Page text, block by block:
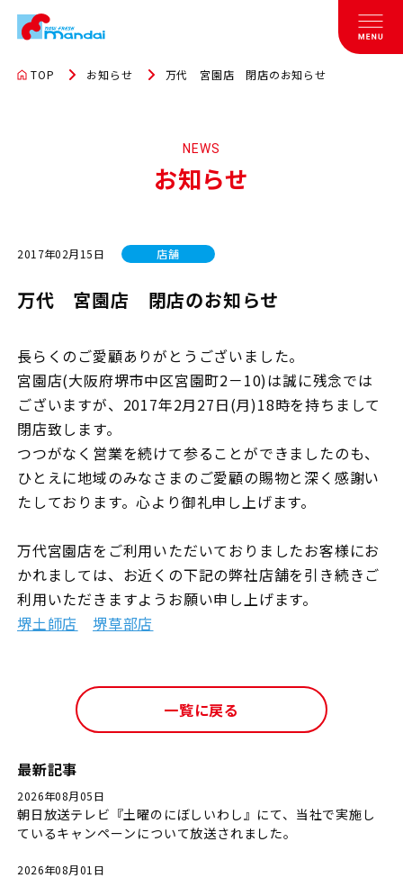
TOP お知らせ 万代 宮園店 閉店のお知らせ
NEWS
お知らせ
2017年02月15日 店舗
万代 宮園店 閉店のお知らせ
長らくのご愛顧ありがとうございました。
宮園店(大阪府堺市中区宮園町2－10)は誠に残念では
ございますが、2017年2月27日(月)18時を持ちまして
閉店致します。
つつがなく営業を続けて参ることができましたのも、
ひとえに地域のみなさまのご愛顧の賜物と深く感謝い
たしております。心より御礼申し上げます。
万代宮園店をご利用いただいておりましたお客様にお
かれましては、お近くの下記の弊社店舗を引き続きご
利用いただきますようお願い申し上げます。
堺土師店
堺草部店
一覧に戻る
最新記事
2026年08月05日
朝日放送テレビ『土曜のにぼしいわし』にて、当社で実施し
ているキャンペーンについて放送されました。
2026年08月01日